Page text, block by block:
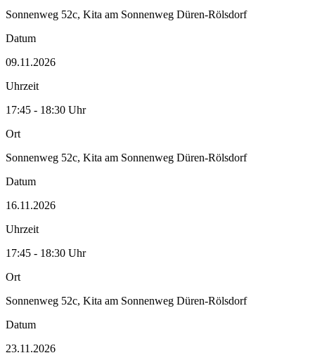
Sonnenweg 52c, Kita am Sonnenweg Düren-Rölsdorf
Datum
09.11.2026
Uhrzeit
17:45 - 18:30 Uhr
Ort
Sonnenweg 52c, Kita am Sonnenweg Düren-Rölsdorf
Datum
16.11.2026
Uhrzeit
17:45 - 18:30 Uhr
Ort
Sonnenweg 52c, Kita am Sonnenweg Düren-Rölsdorf
Datum
23.11.2026